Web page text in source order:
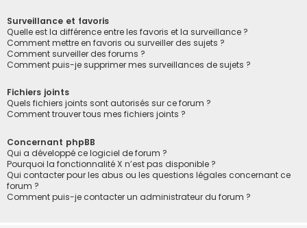
Surveillance et favoris
Quelle est la différence entre les favoris et la surveillance ?
Comment mettre en favoris ou surveiller des sujets ?
Comment surveiller des forums ?
Comment puis-je supprimer mes surveillances de sujets ?
Fichiers joints
Quels fichiers joints sont autorisés sur ce forum ?
Comment trouver tous mes fichiers joints ?
Concernant phpBB
Qui a développé ce logiciel de forum ?
Pourquoi la fonctionnalité X n’est pas disponible ?
Qui contacter pour les abus ou les questions légales concernant ce
forum ?
Comment puis-je contacter un administrateur du forum ?